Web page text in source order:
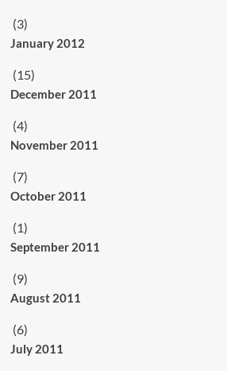
(3)
January 2012
(15)
December 2011
(4)
November 2011
(7)
October 2011
(1)
September 2011
(9)
August 2011
(6)
July 2011